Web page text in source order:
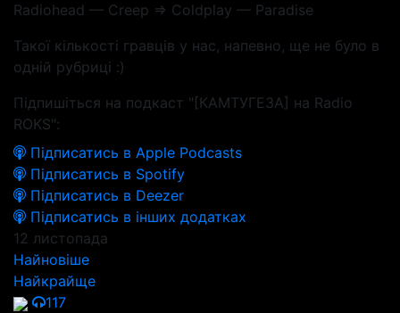
Radiohead — Creep => Coldplay — Paradise
Такої кількості гравців у нас, напевно, ще не було в
одній рубриці :)
Підпишіться на подкаст "[КАМТУГЕЗА] на Radio
ROKS":
Підписатись в Apple Podcasts
Підписатись в Spotify
Підписатись в Deezer
Підписатись в інших додатках
12 листопада
Найновіше
Найкрайще
117